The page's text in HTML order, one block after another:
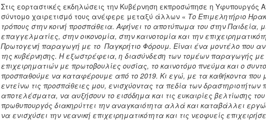
Στις εορταστικές εκδηλώσεις την Κυβέρνηση εκπροσώπησε η Υφυπουργός
σύντομο χαιρετισμό τους ανέφερε μεταξύ άλλων « Το Επιμελητήριο
τρόπους στην κοινή προσπάθεια. Αφήνει το αποτύπωμα του στην Παιδεία,
επαγγελματίες, στην οικονομία, στην καινοτομία και την
Πρωτογενή παραγωγή με το Παγκρήτιο Φόρουμ. Είναι ένα μοντέλο που
της κυβέρνησης. Η εξωστρέφεια, η διασύνδεση των τομέων παραγωγής με
επιχειρηματιών με πρωτοβουλίες ουσίας, το καινοτόμο πνεύμα και ο
προσπαθούμε να καταφέρουμε από το 2019. Κι εγώ, με τα καθήκοντα που
εντείνω τις προσπάθειες μου, ενισχύοντας τα πεδία των
αποτελέσματα, να αυξήσουν το εισόδημα και τις ευκαιρίες βελτίωσης
πρωθυπουργός διακηρύττει την αναγκαιότητα αλλά και καταβάλλει
να ενισχύσει την νεανική επιχειρηματικότητα και τις νεοφυείς